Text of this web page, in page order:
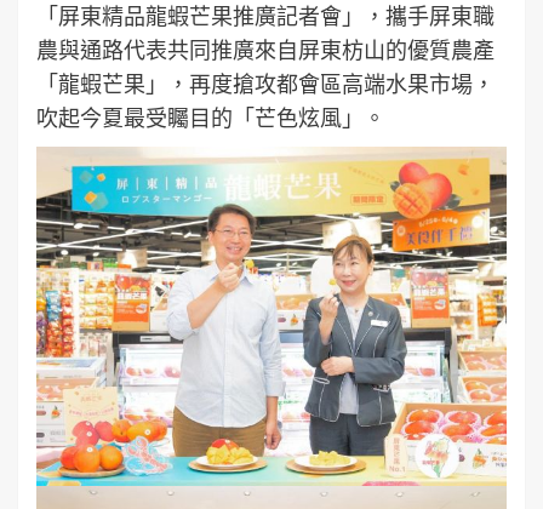
「屏東精品龍蝦芒果推廣記者會」，攜手屏東職
農與通路代表共同推廣來自屏東枋山的優質農產
「龍蝦芒果」，再度搶攻都會區高端水果市場，
吹起今夏最受矚目的「芒色炫風」。